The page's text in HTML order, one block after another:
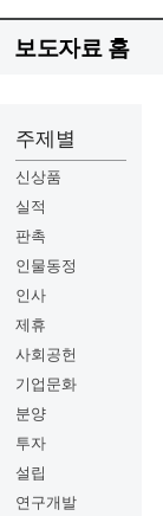
보도자료 홈
주제별
신상품
실적
판촉
인물동정
인사
제휴
사회공헌
기업문화
분양
투자
설립
연구개발